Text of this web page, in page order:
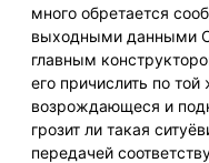
много обретается
выходными данными
главным
его причислить по
возрождающеся и
грозит ли такая
передачей